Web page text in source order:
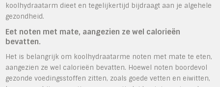
koolhydraatarm dieet en tegelijkertijd bijdraagt aan je algehele
gezondheid.
Eet noten met mate, aangezien ze wel calorieën
bevatten.
Het is belangrijk om koolhydraatarme noten met mate te eten,
aangezien ze wel calorieën bevatten. Hoewel noten boordevol
gezonde voedingsstoffen zitten, zoals goede vetten en eiwitten,